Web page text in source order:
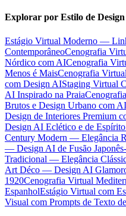
Explorar por Estilo de Design
Estágio Virtual Moderno —
ContemporâneoCenografia
Nórdico com AICenografia
Menos é MaisCenografia
com Design AIStaging Virtual
AI Inspirado na Praia
Brutos e Design Urbano com AI
Design de Interiores Premium
Design AI Eclético e de
Century Modern — Elegância
— Design AI de Fusão
Tradicional — Elegância
Art Déco — Design AI
1920Cenografia Virtual
EspanholEstágio Virtual com
Visual com Prompts de Texto